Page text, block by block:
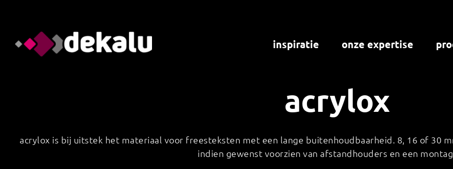
inspiratie onze expertise
acrylox
acrylox is bij uitstek het materiaal voor freesteksten met een lange buitenhoudbaarheid. 8, 16 of 30
indien gewenst voorzien van afstandhouders en een